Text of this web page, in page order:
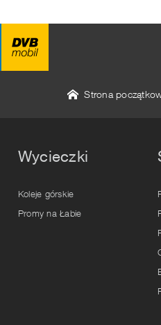
Strona
Wycieczki
Koleje górskie
Promy na Łabie